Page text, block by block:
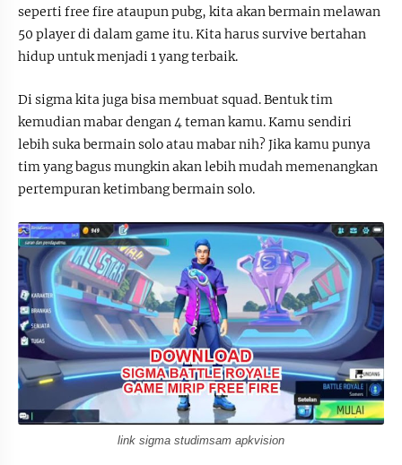
seperti free fire ataupun pubg, kita akan bermain melawan
50 player di dalam game itu. Kita harus survive bertahan
hidup untuk menjadi 1 yang terbaik.
Di sigma kita juga bisa membuat squad. Bentuk tim
kemudian mabar dengan 4 teman kamu. Kamu sendiri
lebih suka bermain solo atau mabar nih? Jika kamu punya
tim yang bagus mungkin akan lebih mudah memenangkan
pertempuran ketimbang bermain solo.
link sigma studimsam apkvision